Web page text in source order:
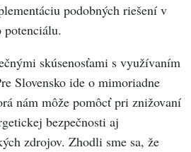
podobných riešení v
potenciálu.
skúsenosťami s využívaním
Slovensko ide o mimoriadne
nám môže pomôcť pri znižovaní
bezpečnosti aj
zdrojov. Zhodli sme sa, že